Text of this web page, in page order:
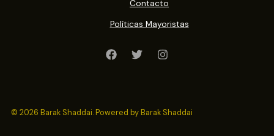
Contacto
Políticas Mayoristas
© 2026 Barak Shaddai. Powered by Barak Shaddai